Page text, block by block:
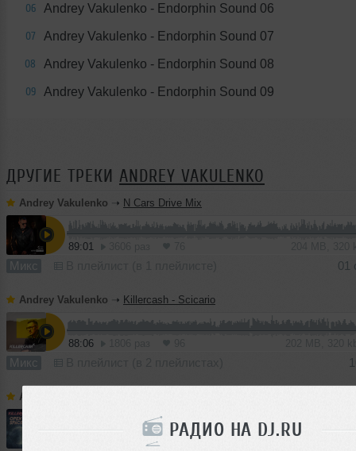
РАДИО НА DJ.RU
06 Andrey Vakulenko - Endorphin Sound 06
07 Andrey Vakulenko - Endorphin Sound 07
08 Andrey Vakulenko - Endorphin Sound 08
09 Andrey Vakulenko - Endorphin Sound 09
ДРУГИЕ ТРЕКИ ANDREY VAKULENKO
Andrey Vakulenko ➝ N Cars Drive Mix
89:01
Микс 01
Andrey Vakulenko ➝ Killercash - Scicario
88:06
Микс
Andrey Vakulenko
2213 раз 88 159 MB, 320